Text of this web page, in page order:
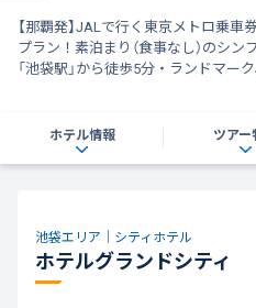
【那覇発】JALで行く東京メトロ乗
プラン！素泊まり（食事なし）のシ
「池袋駅」から徒歩5分・ランドマ
ホテル情報 ツアー
池袋エリア｜シティホテル
ホテルグランドシティ